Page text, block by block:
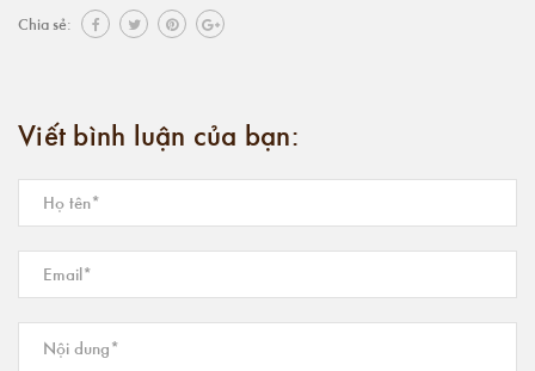
Chia sẻ:
Viết bình luận của bạn: